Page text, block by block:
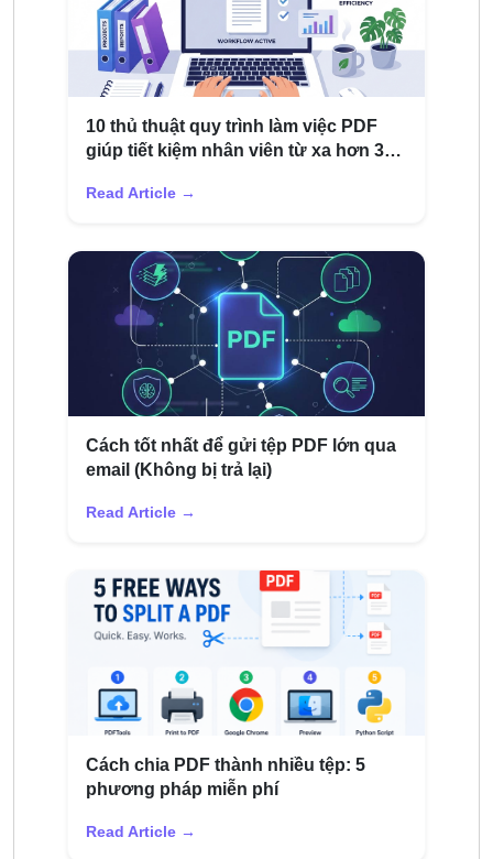
10 thủ thuật quy trình làm việc PDF
giúp tiết kiệm nhân viên từ xa hơn 3
Read Article →
Cách tốt nhất để gửi tệp PDF lớn qua
email (Không bị trả lại)
Read Article →
Cách chia PDF thành nhiều tệp: 5
phương pháp miễn phí
Read Article →